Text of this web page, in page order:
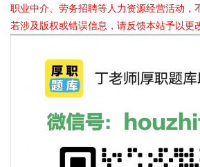
职业中介、劳务招聘等人力资源经营活动，
若涉及版权或错误信息，请反馈本站予以更